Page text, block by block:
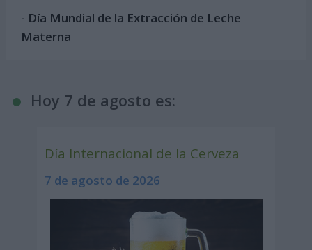
- Día Mundial de la Extracción de Leche
Materna
Hoy 7 de agosto es:
Día Internacional de la Cerveza
7 de agosto de 2026